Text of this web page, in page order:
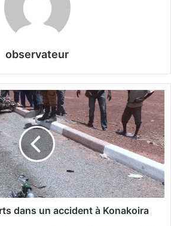
observateur
dans un accident à Konakoira